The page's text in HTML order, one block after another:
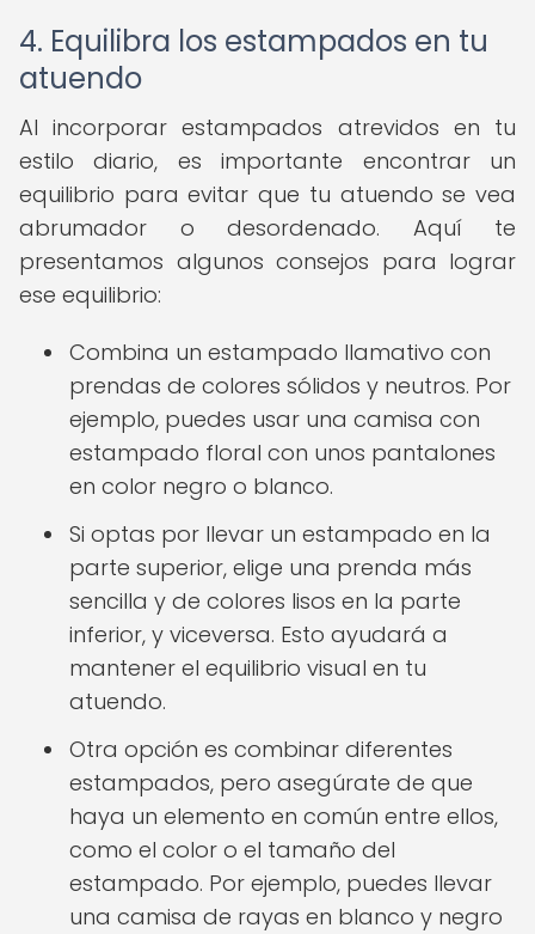
4. Equilibra los estampados en tu
atuendo
Al incorporar estampados atrevidos en tu
estilo diario, es importante encontrar un
equilibrio para evitar que tu atuendo se vea
abrumador o desordenado. Aquí te
presentamos algunos consejos para lograr
ese equilibrio:
Combina un estampado llamativo con
prendas de colores sólidos y neutros. Por
ejemplo, puedes usar una camisa con
estampado floral con unos pantalones
en color negro o blanco.
Si optas por llevar un estampado en la
parte superior, elige una prenda más
sencilla y de colores lisos en la parte
inferior, y viceversa. Esto ayudará a
mantener el equilibrio visual en tu
atuendo.
Otra opción es combinar diferentes
estampados, pero asegúrate de que
haya un elemento en común entre ellos,
como el color o el tamaño del
estampado. Por ejemplo, puedes llevar
una camisa de rayas en blanco y negro